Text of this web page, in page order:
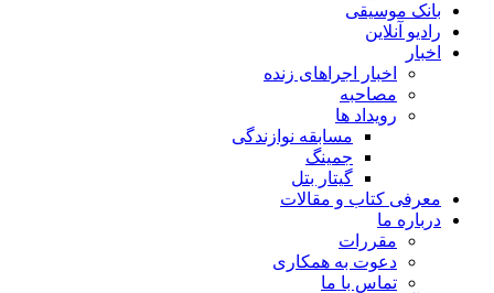
بانک موسیقی
رادیو آنلاین
اخبار
اخبار اجراهای زنده
مصاحبه
رویداد ها
مسابقه نوازندگی
جمینگ
گیتار بتل
معرفی کتاب و مقالات
درباره ما
مقررات
دعوت به همکاری
تماس با ما